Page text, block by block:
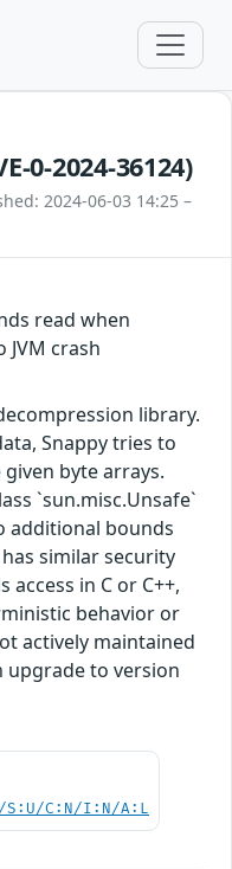
0-2024-36124)
2024-06-03 14:25 –
read when
crash
library.
Snappy tries to
byte arrays.
`sun.misc.Unsafe`
additional bounds
similar security
in C or C++,
behavior or
actively maintained
upgrade to version
S:U/C:N/I:N/A:L